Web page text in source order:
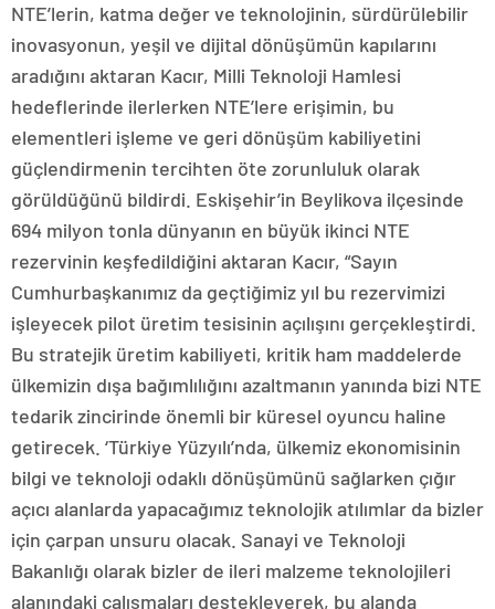
NTE’lerin, katma değer ve teknolojinin, sürdürülebilir
inovasyonun, yeşil ve dijital dönüşümün kapılarını
aradığını aktaran Kacır, Milli Teknoloji Hamlesi
hedeflerinde ilerlerken NTE’lere erişimin, bu
elementleri işleme ve geri dönüşüm kabiliyetini
güçlendirmenin tercihten öte zorunluluk olarak
görüldüğünü bildirdi. Eskişehir’in Beylikova ilçesinde
694 milyon tonla dünyanın en büyük ikinci NTE
rezervinin keşfedildiğini aktaran Kacır, “Sayın
Cumhurbaşkanımız da geçtiğimiz yıl bu rezervimizi
işleyecek pilot üretim tesisinin açılışını gerçekleştirdi.
Bu stratejik üretim kabiliyeti, kritik ham maddelerde
ülkemizin dışa bağımlılığını azaltmanın yanında bizi NTE
tedarik zincirinde önemli bir küresel oyuncu haline
getirecek. ‘Türkiye Yüzyılı’nda, ülkemiz ekonomisinin
bilgi ve teknoloji odaklı dönüşümünü sağlarken çığır
açıcı alanlarda yapacağımız teknolojik atılımlar da bizler
için çarpan unsuru olacak. Sanayi ve Teknoloji
Bakanlığı olarak bizler de ileri malzeme teknolojileri
alanındaki çalışmaları destekleyerek, bu alanda